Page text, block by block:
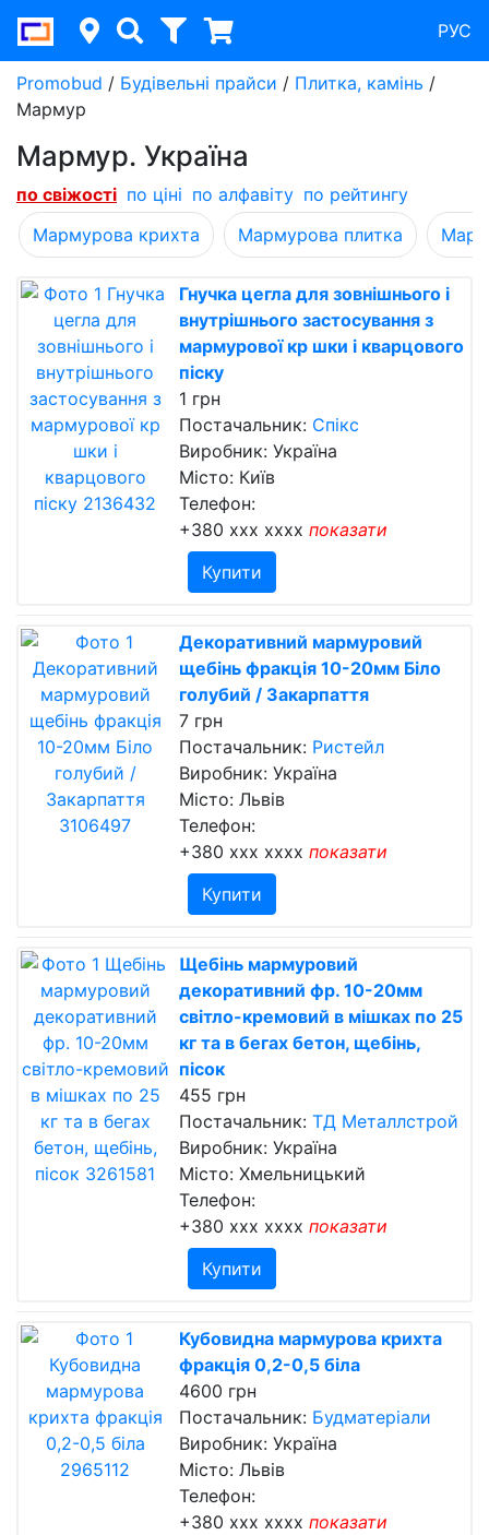
РУС
Promobud / Будівельні прайси / Плитка, камінь /
Мармур
Мармур. Україна
по свіжості по ціні по алфавіту по рейтингу
Мармурова крихта
Мармурова плитка
Гнучка цегла для зовнішнього і
внутрішнього застосування з
мармурової кр шки і кварцового
піску
1 грн
Постачальник: Спікс
Виробник: Україна
Місто: Київ
Телефон:
+380 xxx xxxx показати
Купити
Декоративний мармуровий
щебінь фракція 10-20мм Біло
голубий / Закарпаття
7 грн
Постачальник: Ристейл
Виробник: Україна
Місто: Львів
Телефон:
+380 xxx xxxx показати
Купити
Щебінь мармуровий
декоративний фр. 10-20мм
світло-кремовий в мішках по 25
кг та в бегах бетон, щебінь,
пісок
455 грн
Постачальник: ТД Металлстрой
Виробник: Україна
Місто: Хмельницький
Телефон:
+380 xxx xxxx показати
Купити
Кубовидна мармурова крихта
фракція 0,2-0,5 біла
4600 грн
Постачальник: Будматеріали
Виробник: Україна
Місто: Львів
Телефон:
+380 xxx xxxx показати